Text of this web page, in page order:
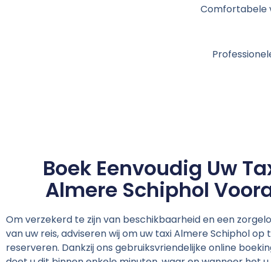
Comfortabele
Boek Eenvoudig Uw
Almere Schiphol
Om verzekerd te zijn van beschikbaarheid en een
van uw reis, adviseren wij om uw taxi Almere Schiphol op
reserveren. Dankzij ons gebruiksvriendelijke online